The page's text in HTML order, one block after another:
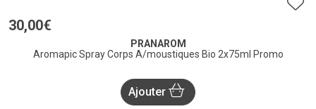
30,00€
PRANAROM
Aromapic Spray Corps A/moustiques Bio 2x75ml Promo
Ajouter